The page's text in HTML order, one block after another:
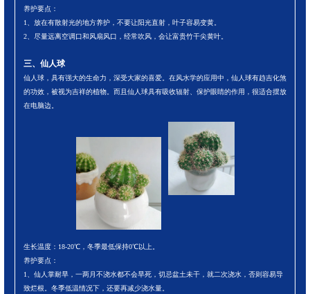
养护要点：
1、放在有散射光的地方养护，不要让阳光直射，叶子容易变黄。
2、尽量远离空调口和风扇风口，经常吹风，会让富贵竹干尖黄叶。
三、仙人球
仙人球，具有强大的生命力，深受大家的喜爱。在风水学的应用中，仙人球有趋吉化煞
的功效，被视为吉祥的植物。而且仙人球具有吸收辐射、保护眼睛的作用，很适合摆放
在电脑边。
生长温度：18-20℃，冬季最低保持0℃以上。
养护要点：
1、仙人掌耐旱，一两月不浇水都不会旱死，切忌盆土未干，就二次浇水，否则容易导
致烂根。冬季低温情况下，还要再减少浇水量。